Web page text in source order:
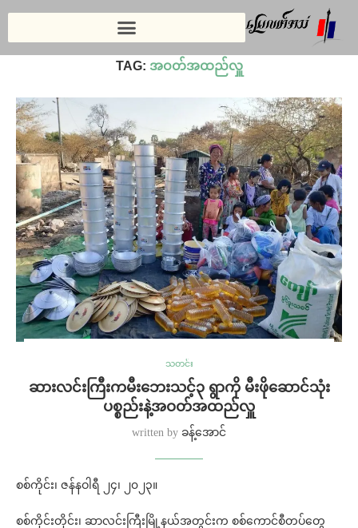
အဝတ်အထည်လှူ
TAG: အဝတ်အထည်လှူ
သတင်း
ဆားလင်းကြီးကမီးဘေးသင့်၃ ရွာကို မီးဖိုဆောင်သုံး
ပစ္စည်းနဲ့အဝတ်အထည်လှူ
written by ခန့်အောင်
စစ်ကိုင်း၊ ဇန်နဝါရီ ၂၄၊ ၂၀၂၃။
စစ်ကိုင်းတိုင်း၊ ဆာလင်းကြီးမြို့နယ်အတွင်းက စစ်ကောင်စီတပ်တွေ